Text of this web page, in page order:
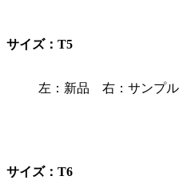
サイズ：T5
左：新品 右：サンプル
サイズ：T6